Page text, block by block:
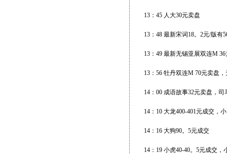
13：45 人大30元卖盘
13：48 最新宋词18。2元/版有
13：49 最新无锡亚展双连M
13：56 牡丹双连M 70元卖盘
14：00 成语故事32元卖盘，
14：10 大龙400-401元成交，
14：16 大狗90。5元成交
14：19 小虎40-40。5元成交